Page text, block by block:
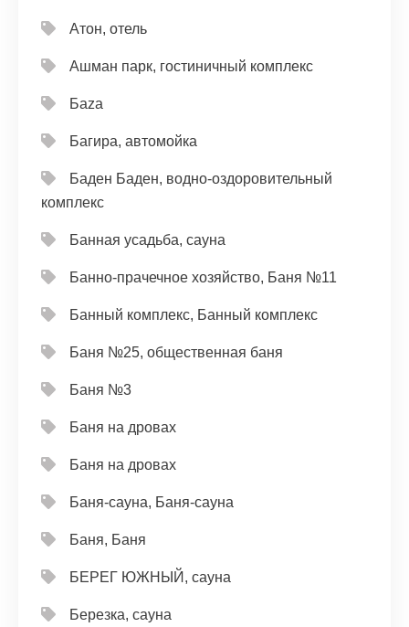
Атон, отель
Ашман парк, гостиничный комплекс
Баzа
Багира, автомойка
Баден Баден, водно-оздоровительный
комплекс
Банная усадьба, сауна
Банно-прачечное хозяйство, Баня №11
Банный комплекс, Банный комплекс
Баня №25, общественная баня
Баня №3
Баня на дровах
Баня на дровах
Баня-сауна, Баня-сауна
Баня, Баня
БЕРЕГ ЮЖНЫЙ, сауна
Березка, сауна